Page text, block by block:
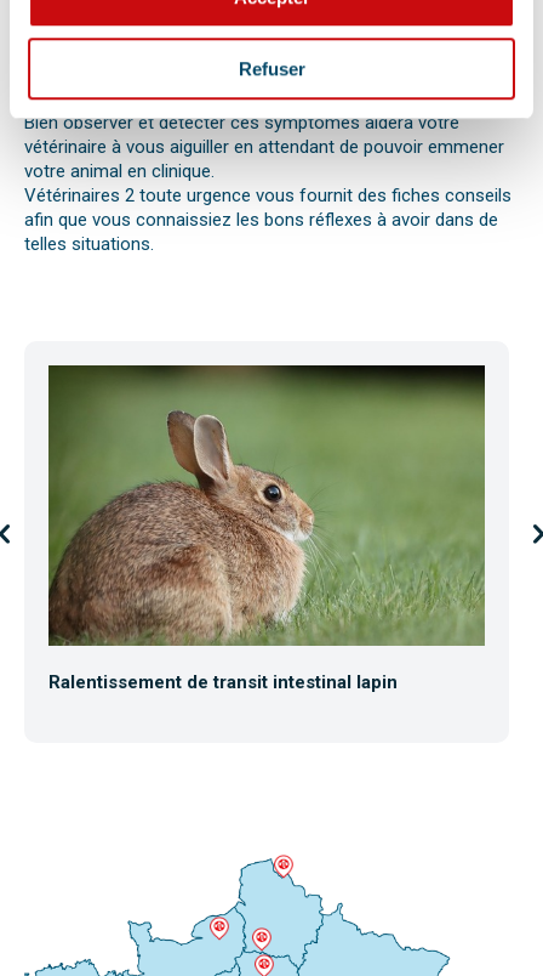
Refuser
réaction allergique avec œdème de Quincke, d’une intoxication
ou envenimation, d’un syndrome dilatation torsion de
l’estomac chez le chien, d’une mise bas, d’une infection
utérine ou pyomètre, une paralysie, etc.
Bien observer et détecter ces symptômes aidera votre
vétérinaire à vous aiguiller en attendant de pouvoir emmener
votre animal en clinique.
Vétérinaires 2 toute urgence vous fournit des fiches conseils
afin que vous connaissiez les bons réflexes à avoir dans de
telles situations.
Ralentissement de transit intestinal lapin